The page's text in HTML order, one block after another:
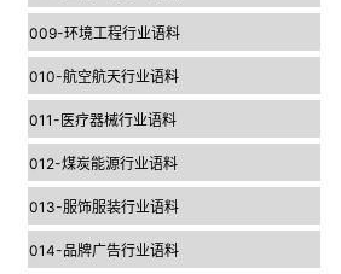
009-环境工程行业语料
010-航空航天行业语料
011-医疗器械行业语料
012-煤炭能源行业语料
013-服饰服装行业语料
014-品牌广告行业语料